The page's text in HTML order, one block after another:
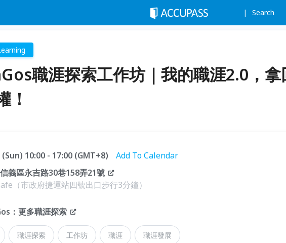
Search
職涯探索工作坊｜我的職涯2.0，拿
！
(Sun) 10:00 - 17:00 (GMT+8)
Add To Calendar
義區永吉路30巷158弄21號
（市政府捷運站四號出口步行3分鐘）
：更多職涯探索
職涯探索 工作坊 職涯 職涯發展